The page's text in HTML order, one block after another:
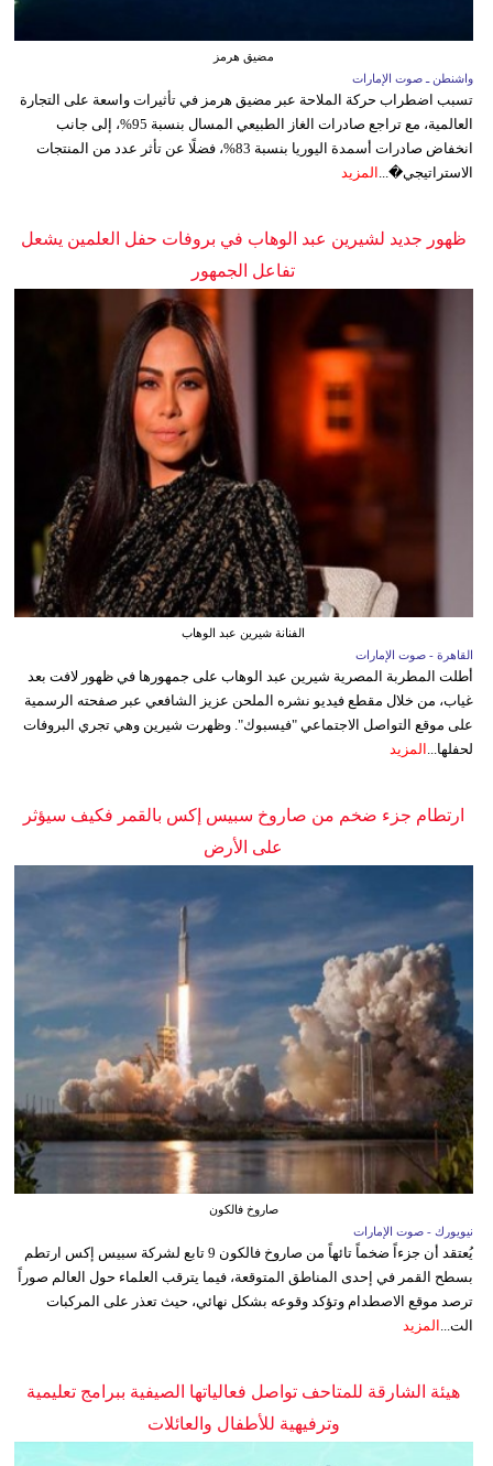
مضيق هرمز
واشنطن ـ صوت الإمارات
تسبب اضطراب حركة الملاحة عبر مضيق هرمز في تأثيرات واسعة على التجارة
العالمية، مع تراجع صادرات الغاز الطبيعي المسال بنسبة 95%، إلى جانب
انخفاض صادرات أسمدة اليوريا بنسبة 83%، فضلًا عن تأثر عدد من المنتجات
الاستراتيجي�... المزيد
ظهور جديد لشيرين عبد الوهاب في بروفات حفل العلمين يشعل
تفاعل الجمهور
الفنانة شيرين عبد الوهاب
القاهرة - صوت الإمارات
أطلت المطربة المصرية شيرين عبد الوهاب على جمهورها في ظهور لافت بعد
غياب، من خلال مقطع فيديو نشره الملحن عزيز الشافعي عبر صفحته الرسمية
على موقع التواصل الاجتماعي "فيسبوك". وظهرت شيرين وهي تجري البروفات
لحفلها... المزيد
ارتطام جزء ضخم من صاروخ سبيس إكس بالقمر فكيف سيؤثر
على الأرض
صاروخ فالكون
نيويورك - صوت الإمارات
يُعتقد أن جزءاً ضخماً تائهاً من صاروخ فالكون 9 تابع لشركة سبيس إكس ارتطم
بسطح القمر في إحدى المناطق المتوقعة، فيما يترقب العلماء حول العالم صوراً
ترصد موقع الاصطدام وتؤكد وقوعه بشكل نهائي، حيث تعذر على المركبات
الت...
المزيد
هيئة الشارقة للمتاحف تواصل فعالياتها الصيفية ببرامج تعليمية
وترفيهية للأطفال والعائلات